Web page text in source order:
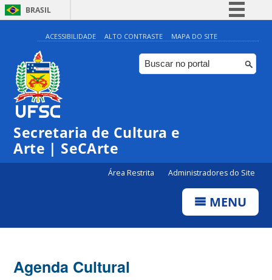
BRASIL
Simplifique!
Comunica BR
Participe
ACESSIBILIDADE ALTO CONTRASTE MAPA DO SITE
Secretaria de Cultura e
Arte | SeCArte
Área Restrita Administradores do Site
MENU
Agenda Cultural